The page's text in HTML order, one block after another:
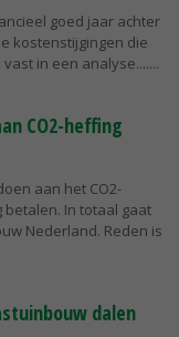
goed jaar achter
kostenstijgingen die
in een analyse....
CO2-heffing
aan het CO2-
In totaal gaat
Nederland. Reden is
dalen